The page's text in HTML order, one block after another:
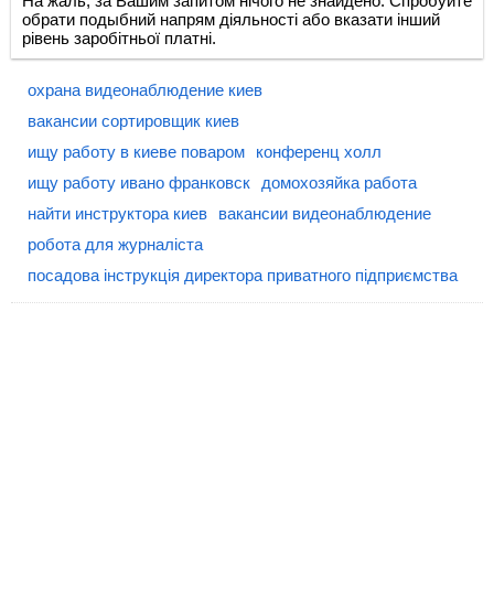
обрати подыбний напрям діяльності або вказати інший
рівень заробітньої платні.
охрана видеонаблюдение киев
вакансии сортировщик киев
ищу работу в киеве поваром
конференц холл
ищу работу ивано франковск
домохозяйка работа
найти инструктора киев
вакансии видеонаблюдение
робота для журналіста
посадова інструкція директора приватного підприємства